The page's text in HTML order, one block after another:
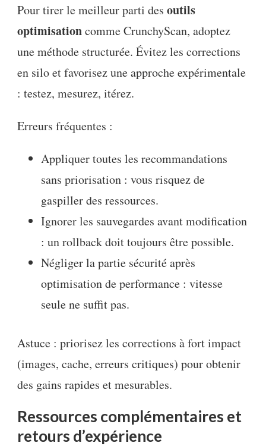
Pour tirer le meilleur parti des outils
optimisationcomme CrunchyScan, adoptez
une méthode structurée. Évitez les corrections
en silo et favorisez une approche expérimentale
: testez, mesurez, itérez.
Erreurs fréquentes :
Appliquer toutes les recommandations
sans priorisation : vous risquez de
gaspiller des ressources.
Ignorer les sauvegardes avant modification
: un rollback doit toujours être possible.
Négliger la partie sécurité après
optimisation de performance : vitesse
seule ne suffit pas.
Astuce : priorisez les corrections à fort impact
(images, cache, erreurs critiques) pour obtenir
des gains rapides et mesurables.
Ressources complémentaires et
retours d’expérience